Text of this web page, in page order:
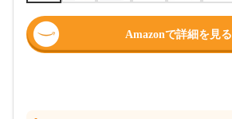
Amazonで詳細を見る